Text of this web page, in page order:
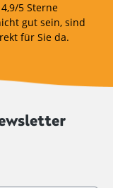
5 Sterne
gut sein, sind
für Sie da.